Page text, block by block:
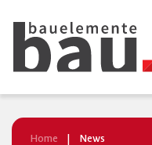
Home News